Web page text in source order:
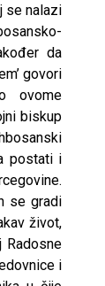
se nalazi
da
govori
ovome
biskup
postati i
se gradi
život,
Radosne
i